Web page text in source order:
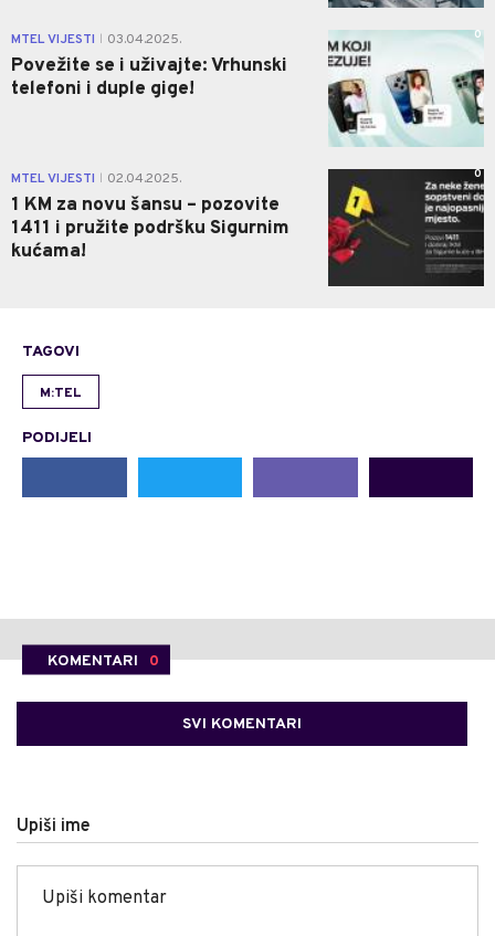
MTEL VIJESTI 03.04.2025.
Povežite se i uživajte: Vrhunski
telefoni i duple gige!
0
MTEL VIJESTI 02.04.2025.
1 KM za novu šansu – pozovite
1411 i pružite podršku Sigurnim
kućama!
0
TAGOVI
M:TEL
PODIJELI
KOMENTARI 0
SVI KOMENTARI
Upiši ime